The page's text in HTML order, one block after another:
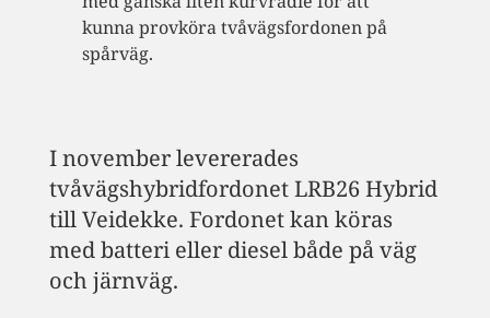
kunna provköra tvåvägsfordonen på
spårväg.
I november levererades
tvåvägshybridfordonet LRB26 Hybrid
till Veidekke. Fordonet kan köras
med batteri eller diesel både på väg
och järnväg.